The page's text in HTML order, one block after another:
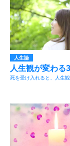
人生論
人生観が変わる
死を受け入れると、人生観